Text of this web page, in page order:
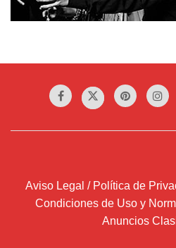
Aviso Legal / Política de
Condiciones de Uso y
Anuncios